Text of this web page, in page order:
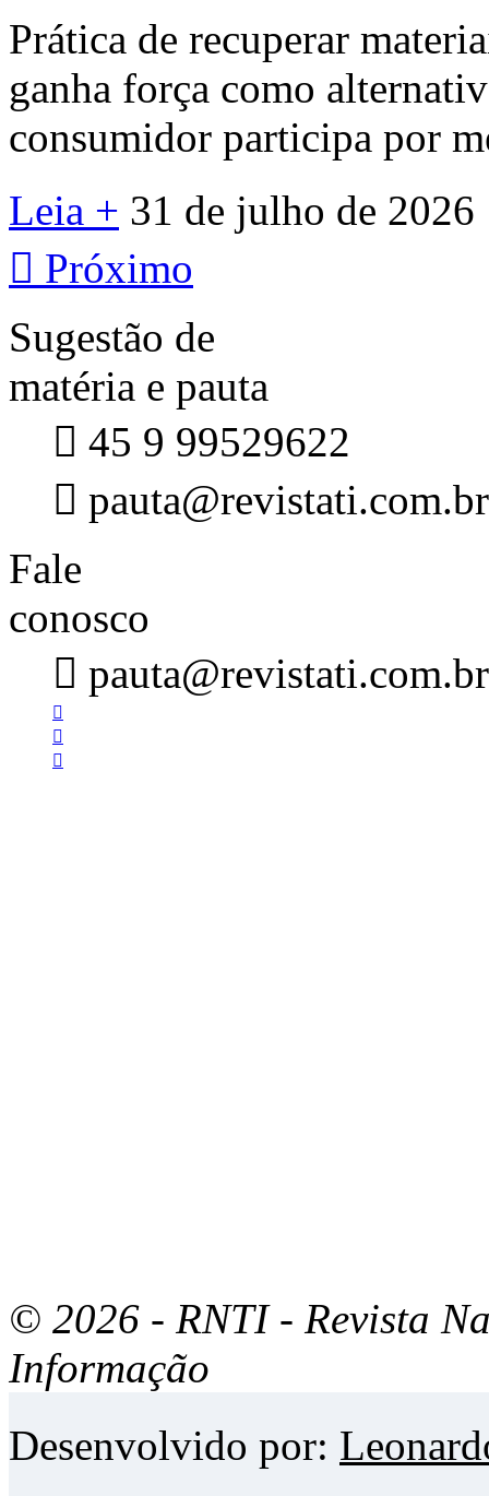
Prática de recuperar
ganha força como
consumidor participa por
Leia + 31 de julho de 2026
 Próximo
Sugestão de
matéria e pauta
 45 9 99529622
 pauta@revistati.com.br
Fale
conosco
 pauta@revistati.com.br



© 2026 - RNTI - Revista
Informação
Desenvolvido por: